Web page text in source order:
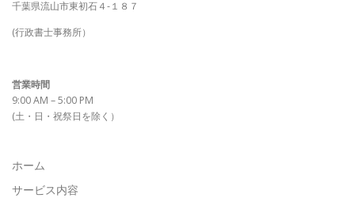
千葉県流山市東初石４-１８７
(行政書士事務所）
営業時間
9:00 AM – 5:00 PM
(土・日・祝祭日を除く）
ホーム
サービス内容